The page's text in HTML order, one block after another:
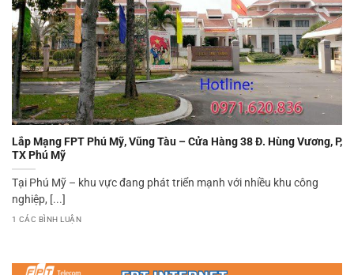
Lắp Mạng FPT Phú Mỹ, Vũng Tàu – Cửa Hàng 38 Đ. Hùng Vương, P,
TX Phú Mỹ
Tại Phú Mỹ – khu vực đang phát triển mạnh với nhiều khu công
nghiệp, [...]
1 CÁC BÌNH LUẬN